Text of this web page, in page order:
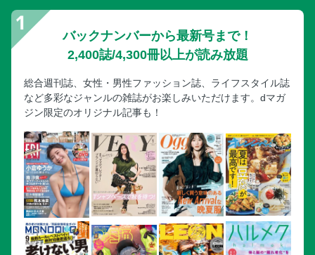
バックナンバーから最新号まで！
2,400誌/4,300冊以上が読み放題
総合週刊誌、女性・男性ファッション誌、ライフスタイル誌
など多彩なジャンルの雑誌がお楽しみいただけます。dマガ
ジン限定のオリジナル記事も！